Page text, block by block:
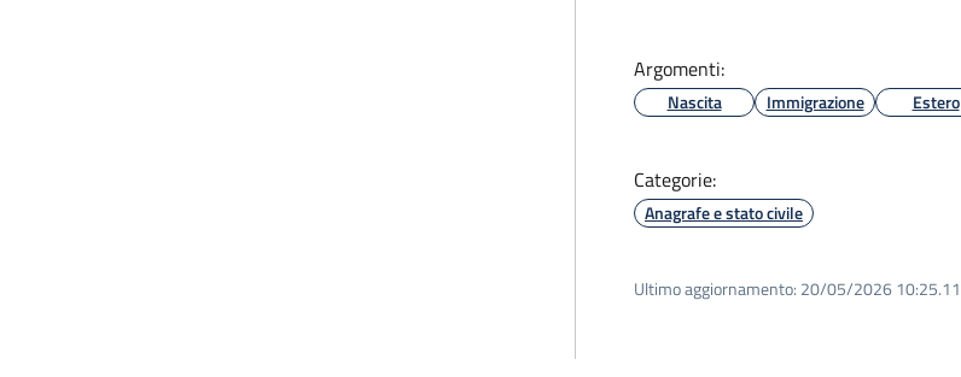
Argomenti:
Nascita Immigrazione Estero
Categorie:
Anagrafe e stato civile
Ultimo aggiornamento: 20/05/2026 10:25.11